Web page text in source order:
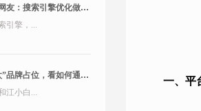
犀牛云答知乎网友：搜索引擎优化做得好的公司有哪些？
引擎，...
犀牛云从“方太”品牌占位，看如何通过搜索引擎占领市场
江小白...
一、平